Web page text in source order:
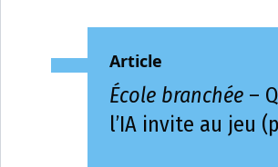
Article
École branchée –
l’IA invite au jeu